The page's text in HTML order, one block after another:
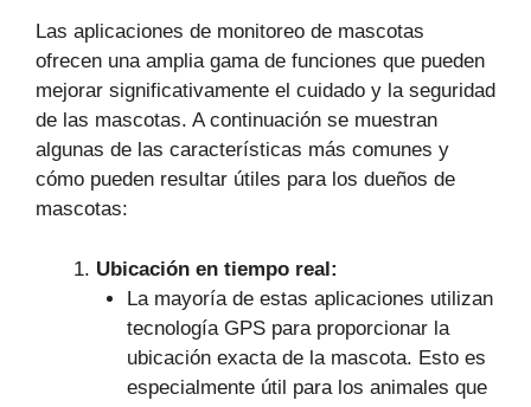
Las aplicaciones de monitoreo de mascotas
ofrecen una amplia gama de funciones que pueden
mejorar significativamente el cuidado y la seguridad
de las mascotas. A continuación se muestran
algunas de las características más comunes y
cómo pueden resultar útiles para los dueños de
mascotas:
Ubicación en tiempo real:
La mayoría de estas aplicaciones utilizan
tecnología GPS para proporcionar la
ubicación exacta de la mascota. Esto es
especialmente útil para los animales que